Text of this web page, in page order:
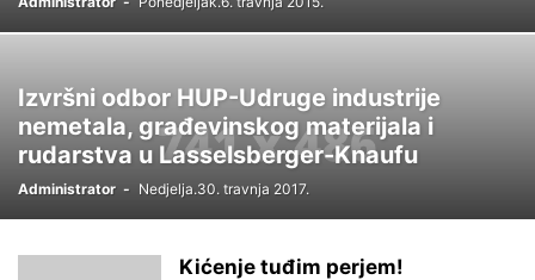
Izvršni odbor HUP-Udruge industrije
nemetala, građevinskog materijala i
rudarstva u Lasselsberger-Knaufu
Administrator - Nedjelja.30. travnja 2017.
Kićenje tuđim perjem!